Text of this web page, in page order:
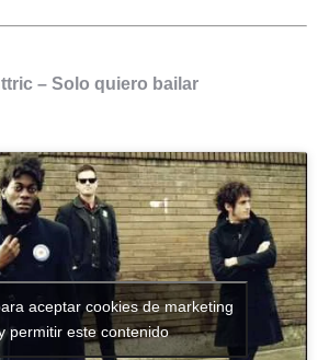
– Solo quiero bailar
aceptar cookies de marketing
permitir este contenido